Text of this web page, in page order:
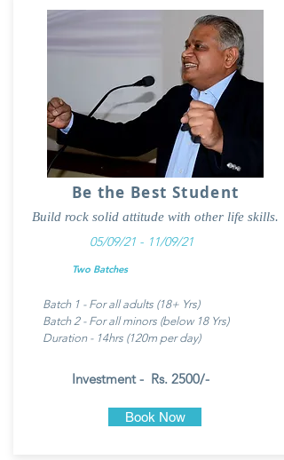
Be the Best Student
Build rock solid attitude with other life skills.
05/09/21 - 11/09/21
Two Batches
Batch 1 - For all adults (18+ Yrs)
Batch 2 - For all minors (below 18 Yrs)
Duration - 14hrs (120m per day)
Investment - Rs. 2500/-
Book Now